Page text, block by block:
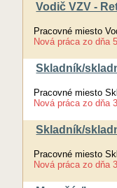
Vodič VZV -
Pracovné miesto
Nová práca zo dňa
Skladník/
Pracovné miesto
Nová práca zo dňa
Skladník/
Pracovné miesto
Nová práca zo dňa